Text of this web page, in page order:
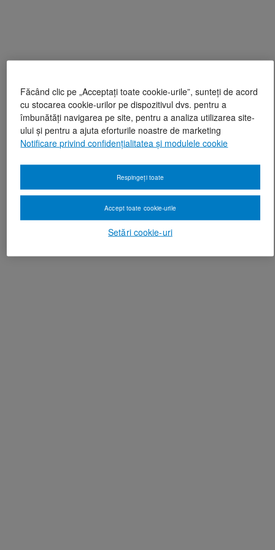
Făcând clic pe „Acceptați toate cookie-urile”, sunteți de acord
cu stocarea cookie-urilor pe dispozitivul dvs. pentru a
îmbunătăți navigarea pe site, pentru a analiza utilizarea site-
ului și pentru a ajuta eforturile noastre de marketing
Notificare privind confidențialitatea și modulele cookie
Setări cookie-uri
Respingeți toate
Accept toate cookie-urile